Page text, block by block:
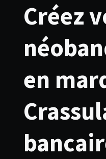
Créez
en